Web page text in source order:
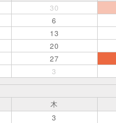
30
6
13
20
27
3
木
3